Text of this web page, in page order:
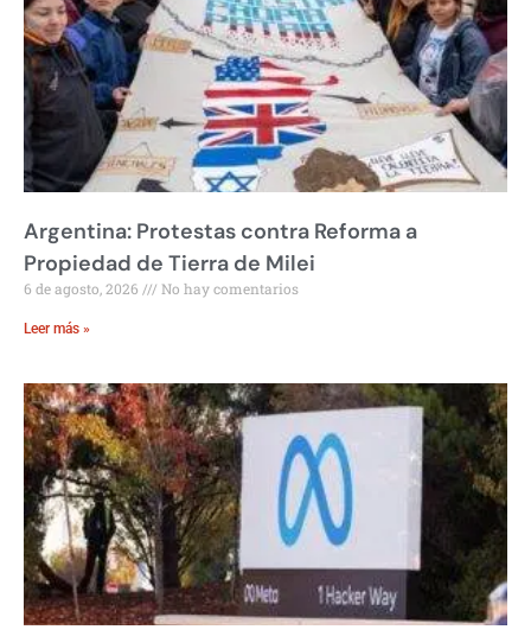
Argentina: Protestas contra Reforma a
Propiedad de Tierra de Milei
6 de agosto, 2026 No hay comentarios
Leer más »